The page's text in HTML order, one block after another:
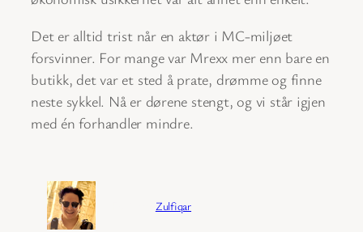
Det er alltid trist når en aktør i MC-miljøet
forsvinner. For mange var Mrexx mer enn bare en
butikk, det var et sted å prate, drømme og finne
neste sykkel. Nå er dørene stengt, og vi står igjen
med én forhandler mindre.
Zulfiqar